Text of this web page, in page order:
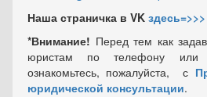
Наша страничка в VK здесь=>>>
*Внимание! Перед тем как
юристам по телефону или
ознакомьтесь, пожалуйста, с
юридической консультации.